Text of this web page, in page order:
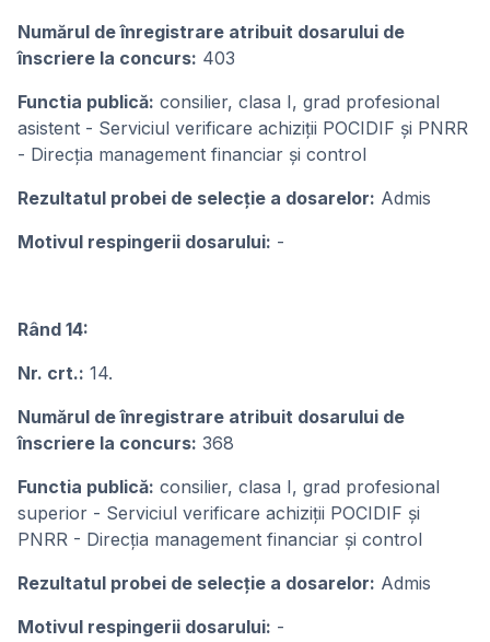
Numărul de înregistrare atribuit dosarului de
înscriere la concurs: 403
Functia publică: consilier, clasa I, grad profesional
asistent - Serviciul verificare achiziții POCIDIF și PNRR
- Direcția management financiar și control
Rezultatul probei de selecție a dosarelor: Admis
Motivul respingerii dosarului: -
Rând 14:
Nr. crt.: 14.
Numărul de înregistrare atribuit dosarului de
înscriere la concurs: 368
Functia publică: consilier, clasa I, grad profesional
superior - Serviciul verificare achiziții POCIDIF și
PNRR - Direcția management financiar și control
Rezultatul probei de selecție a dosarelor: Admis
Motivul respingerii dosarului: -